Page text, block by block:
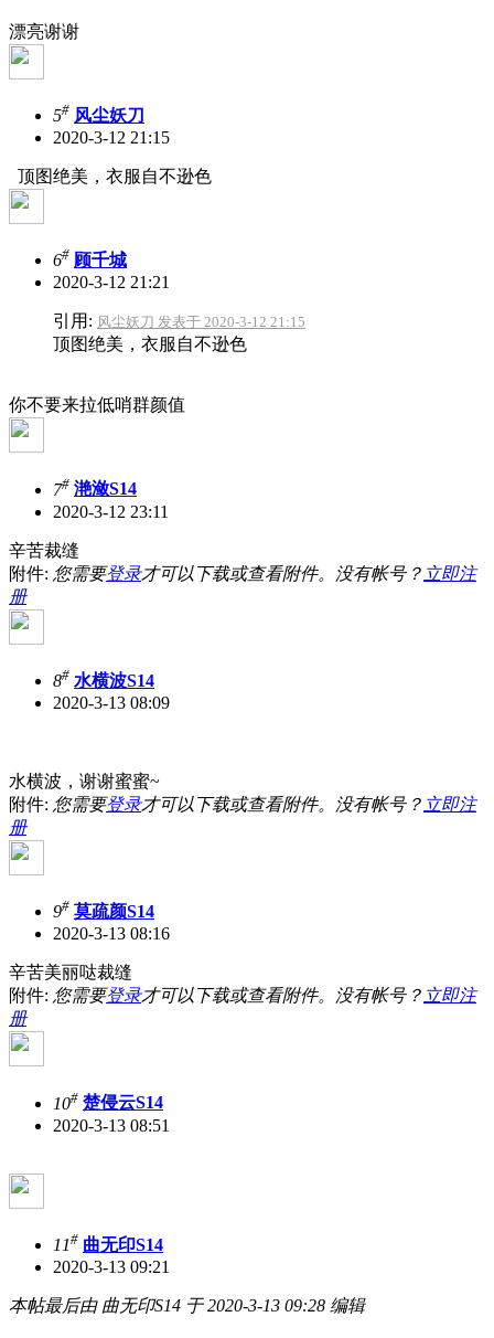
漂亮谢谢
5# 风尘妖刀
2020-3-12 21:15
顶图绝美，衣服自不逊色
6# 顾千城
2020-3-12 21:21
引用: 风尘妖刀 发表于 2020-3-12 21:15
顶图绝美，衣服自不逊色
你不要来拉低哨群颜值
7# 滟潋S14
2020-3-12 23:11
辛苦裁缝
附件: 您需要登录才可以下载或查看附件。没有帐号？ 立即注
册
8# 水横波S14
2020-3-13 08:09
水横波，谢谢蜜蜜~
附件: 您需要登录才可以下载或查看附件。没有帐号？ 立即注
册
9# 莫疏颜S14
2020-3-13 08:16
辛苦美丽哒裁缝
附件: 您需要登录才可以下载或查看附件。没有帐号？ 立即注
册
10# 楚侵云S14
2020-3-13 08:51
11# 曲无印S14
2020-3-13 09:21
本帖最后由 曲无印S14 于 2020-3-13 09:28 编辑